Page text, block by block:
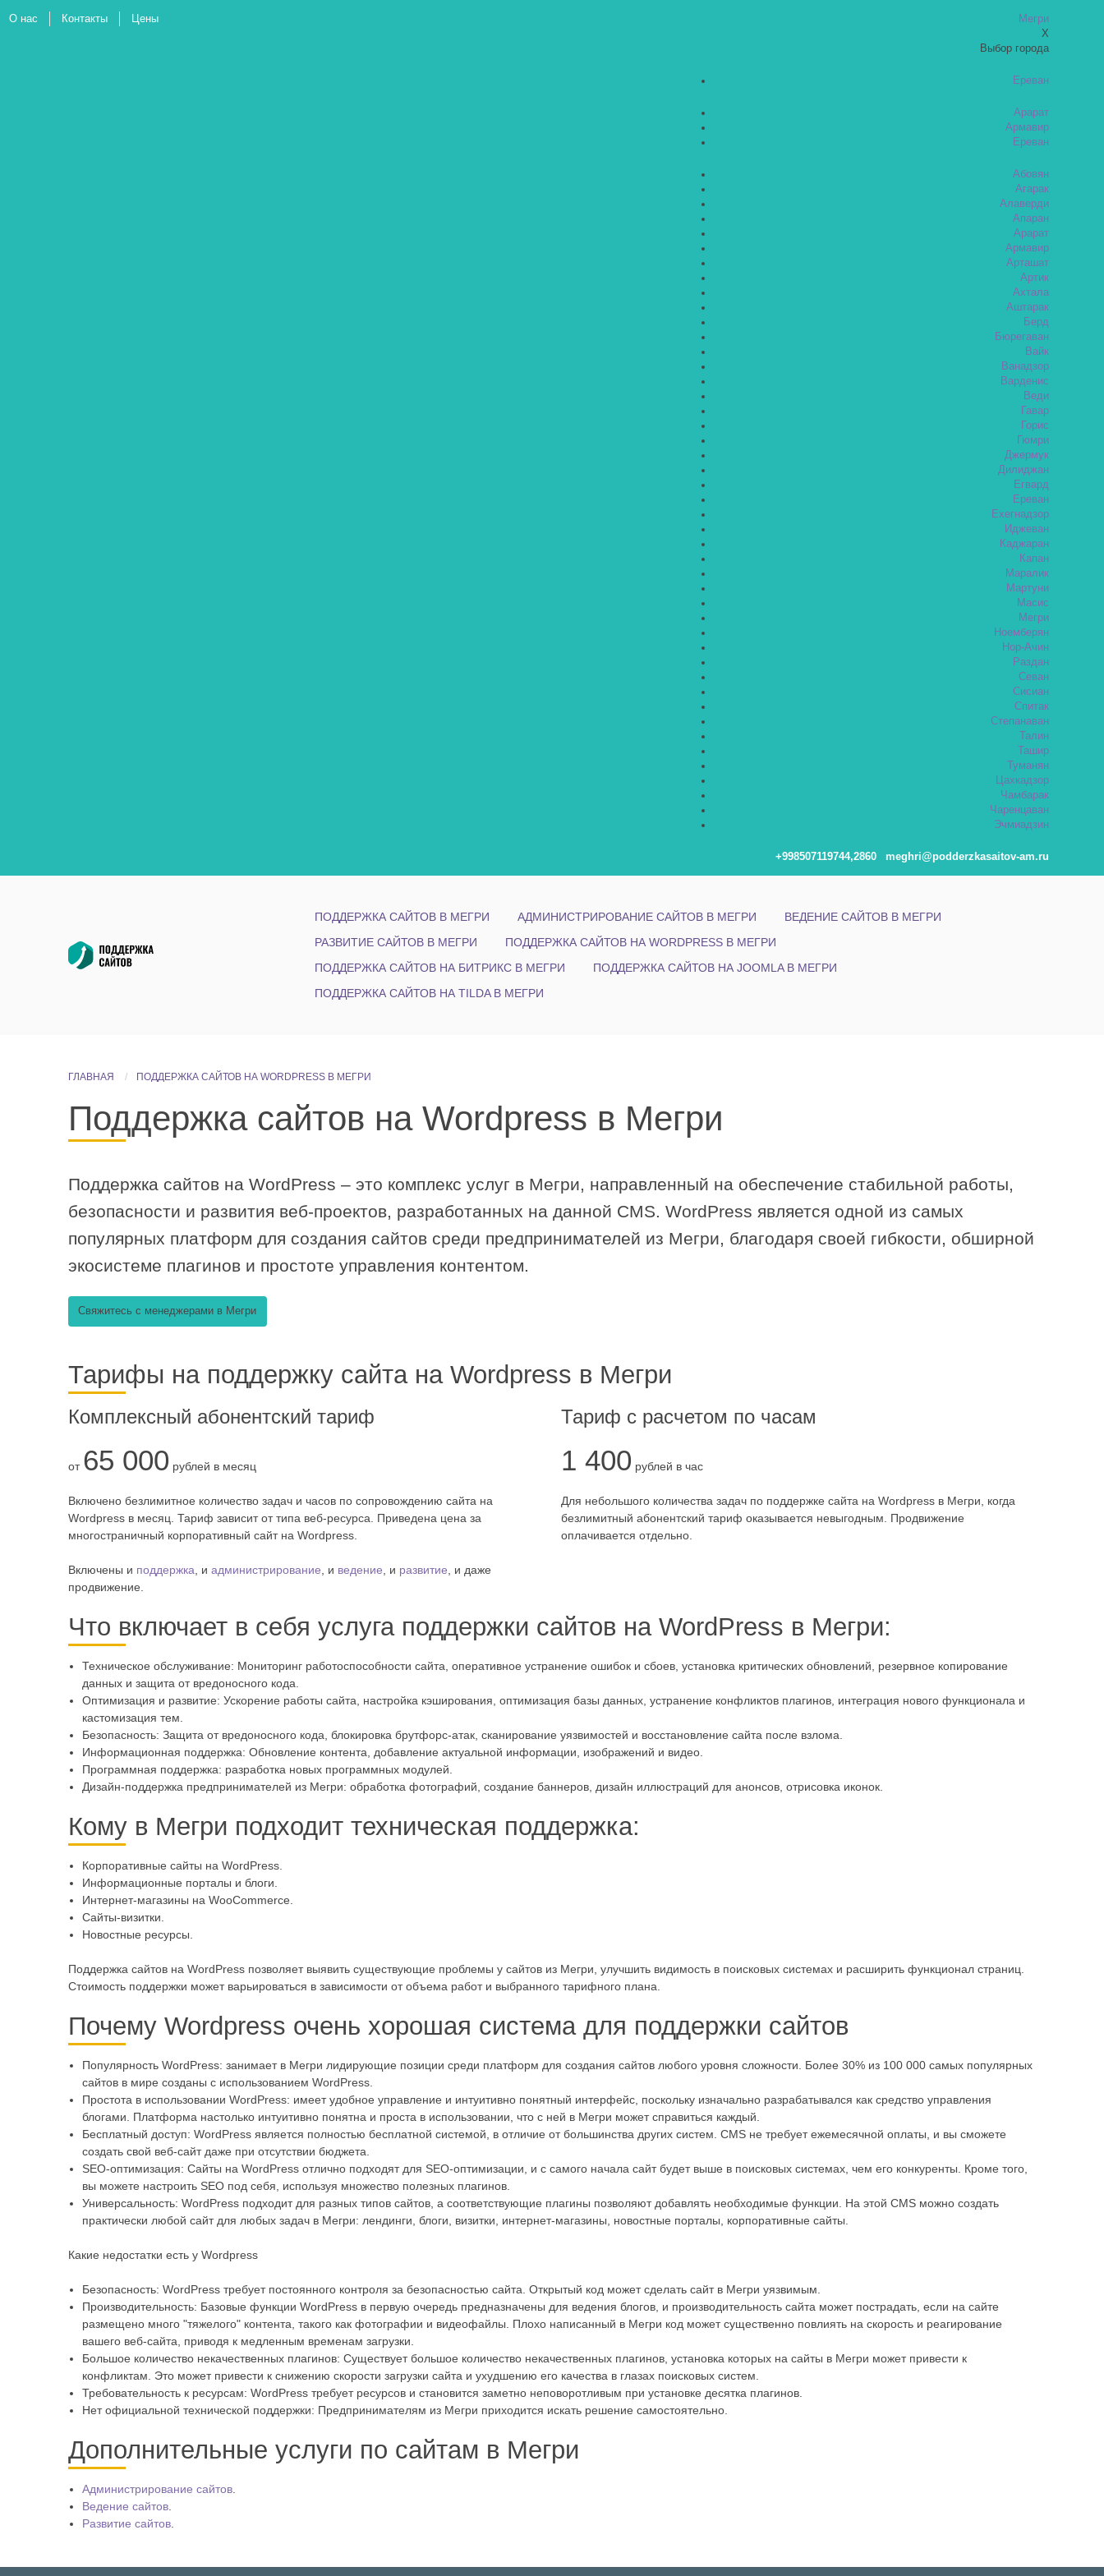
Мегри
X
Выбор города
Ереван
Арарат
Армавир
Ереван
Абовян
Агарак
Алаверди
Апаран
Арарат
Армавир
Арташат
Артик
Ахтала
Аштарак
Берд
Бюрегаван
Вайк
Ванадзор
Варденис
Веди
Гавар
Горис
Гюмри
Джермук
Дилиджан
Егвард
Ереван
Ехегнадзор
Иджеван
Каджаран
Капан
Маралик
Мартуни
Масис
Мегри
Ноемберян
Нор-Ачин
Раздан
Севан
Сисиан
Спитак
Степанаван
Талин
Ташир
Туманян
Цахкадзор
Чамбарак
Чаренцаван
Эчмиадзин
+998507119744,2860 meghri@podderzkasaitov-am.ru
О нас Контакты Цены
ПОДДЕРЖКА САЙТОВ В МЕГРИ АДМИНИСТРИРОВАНИЕ САЙТОВ В МЕГРИ
ВЕДЕНИЕ САЙТОВ В МЕГРИ
РАЗВИТИЕ САЙТОВ В МЕГРИ
ПОДДЕРЖКА САЙТОВ НА WORDPRESS В МЕГРИ
ПОДДЕРЖКА САЙТОВ НА БИТРИКС В МЕГРИ
ПОДДЕРЖКА САЙТОВ НА JOOMLA В МЕГРИ
ПОДДЕРЖКА САЙТОВ НА TILDA В МЕГРИ
ГЛАВНАЯ ПОДДЕРЖКА САЙТОВ НА WORDPRESS В МЕГРИ
Поддержка сайтов на Wordpress в Мегри
Поддержка сайтов на WordPress – это комплекс услуг в Мегри, направленный на обеспечение стабильной работы,
безопасности и развития веб-проектов, разработанных на данной CMS. WordPress является одной из самых
популярных платформ для создания сайтов cреди предпринимателей из Мегри, благодаря своей гибкости, обширной
экосистеме плагинов и простоте управления контентом.
Свяжитесь с менеджерами в Мегри
Тарифы на поддержку сайта на Wordpress в Мегри
Комплексный абонентский тариф
от 65 000 рублей в месяц
Включено безлимитное количество задач и часов по сопровождению сайта на
Wordpress в месяц. Тариф зависит от типа веб-ресурса. Приведена цена за
многостраничный корпоративный сайт на Wordpress.
Включены и поддержка , и администрирование , и ведение , и развитие , и даже
продвижение.
Тариф с расчетом по часам
1 400 рублей в час
Для небольшого количества задач по поддержке сайта на Wordpress в Мегри, когда
безлимитный абонентский тариф оказывается невыгодным. Продвижение
оплачивается отдельно.
Что включает в себя услуга поддержки сайтов на WordPress в Мегри:
Техническое обслуживание: Мониторинг работоспособности сайта, оперативное устранение ошибок и сбоев, установка критических обновлений, резервное копирование
данных и защита от вредоносного кода.
Оптимизация и развитие: Ускорение работы сайта, настройка кэширования, оптимизация базы данных, устранение конфликтов плагинов, интеграция нового функционала и
кастомизация тем.
Безопасность: Защита от вредоносного кода, блокировка брутфорс-атак, сканирование уязвимостей и восстановление сайта после взлома.
Информационная поддержка: Обновление контента, добавление актуальной информации, изображений и видео.
Программная поддержка: разработка новых программных модулей.
Дизайн-поддержка предпринимателей из Мегри: обработка фотографий, создание баннеров, дизайн иллюстраций для анонсов, отрисовка иконок.
Кому в Мегри подходит техническая поддержка:
Корпоративные сайты на WordPress.
Информационные порталы и блоги.
Интернет-магазины на WooCommerce.
Сайты-визитки.
Новостные ресурсы.
Поддержка сайтов на WordPress позволяет выявить существующие проблемы у сайтов из Мегри, улучшить видимость в поисковых системах и расширить функционал страниц.
Стоимость поддержки может варьироваться в зависимости от объема работ и выбранного тарифного плана.
Почему Wordpress очень хорошая система для поддержки сайтов
Популярность WordPress: занимает в Мегри лидирующие позиции среди платформ для создания сайтов любого уровня сложности. Более 30% из 100 000 самых популярных
сайтов в мире созданы с использованием WordPress.
Простота в использовании WordPress: имеет удобное управление и интуитивно понятный интерфейс, поскольку изначально разрабатывался как средство управления
блогами. Платформа настолько интуитивно понятна и проста в использовании, что с ней в Мегри может справиться каждый.
Бесплатный доступ: WordPress является полностью бесплатной системой, в отличие от большинства других систем. CMS не требует ежемесячной оплаты, и вы сможете
создать свой веб-сайт даже при отсутствии бюджета.
SEO-оптимизация: Сайты на WordPress отлично подходят для SEO-оптимизации, и с самого начала сайт будет выше в поисковых системах, чем его конкуренты. Кроме того,
вы можете настроить SEO под себя, используя множество полезных плагинов.
Универсальность: WordPress подходит для разных типов сайтов, а соответствующие плагины позволяют добавлять необходимые функции. На этой CMS можно создать
практически любой сайт для любых задач в Мегри: лендинги, блоги, визитки, интернет-магазины, новостные порталы, корпоративные сайты.
Какие недостатки есть у Wordpress
Безопасность: WordPress требует постоянного контроля за безопасностью сайта. Открытый код может сделать сайт в Мегри уязвимым.
Производительность: Базовые функции WordPress в первую очередь предназначены для ведения блогов, и производительность сайта может пострадать, если на сайте
размещено много "тяжелого" контента, такого как фотографии и видеофайлы. Плохо написанный в Мегри код может существенно повлиять на скорость и реагирование
вашего веб-сайта, приводя к медленным временам загрузки.
Большое количество некачественных плагинов: Существует большое количество некачественных плагинов, установка которых на сайты в Мегри может привести к
конфликтам. Это может привести к снижению скорости загрузки сайта и ухудшению его качества в глазах поисковых систем.
Требовательность к ресурсам: WordPress требует ресурсов и становится заметно неповоротливым при установке десятка плагинов.
Нет официальной технической поддержки: Предпринимателям из Мегри приходится искать решение самостоятельно.
Дополнительные услуги по сайтам в Мегри
Администрирование сайтов
Ведение сайтов
Развитие сайтов